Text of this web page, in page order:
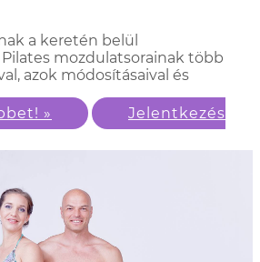
a keretén belül
mozdulatsorainak több
azok módosításaival és
»
Jelentkezés